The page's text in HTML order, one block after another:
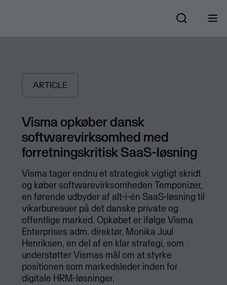
ARTICLE
Visma opkøber dansk
softwarevirksomhed med
forretningskritisk SaaS-løsning
Visma tager endnu et strategisk vigtigt skridt
og køber softwarevirksomheden Temponizer,
en førende udbyder af alt-i-én SaaS-løsning til
vikarbureauer på det danske private og
offentlige marked. Opkøbet er ifølge Visma
Enterprises adm. direktør, Monika Juul
Henriksen, en del af en klar strategi, som
understøtter Vismas mål om at styrke
positionen som markedsleder inden for
digitale HRM-løsninger.